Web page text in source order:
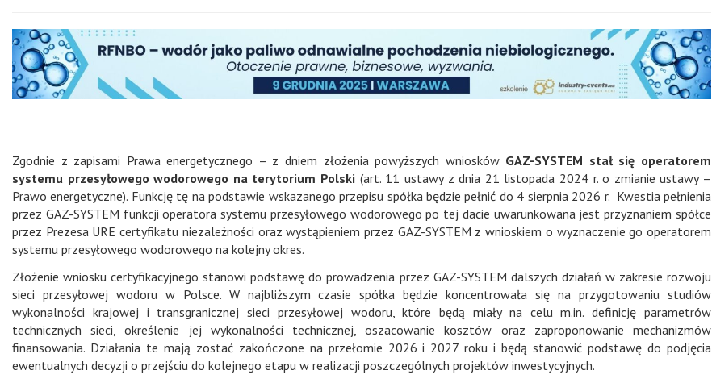
Zgodnie z zapisami Prawa energetycznego – z dniem złożenia powyższych wniosków GAZ-SYSTEM stał się operatorem
systemu przesyłowego wodorowego na terytorium Polski (art. 11 ustawy z dnia 21 listopada 2024 r. o zmianie ustawy –
Prawo energetyczne). Funkcję tę na podstawie wskazanego przepisu spółka będzie pełnić do 4 sierpnia 2026 r. Kwestia pełnienia
przez GAZ-SYSTEM funkcji operatora systemu przesyłowego wodorowego po tej dacie uwarunkowana jest przyznaniem spółce
przez Prezesa URE certyfikatu niezależności oraz wystąpieniem przez GAZ-SYSTEM z wnioskiem o wyznaczenie go operatorem
systemu przesyłowego wodorowego na kolejny okres.
Złożenie wniosku certyfikacyjnego stanowi podstawę do prowadzenia przez GAZ-SYSTEM dalszych działań w zakresie rozwoju
sieci przesyłowej wodoru w Polsce. W najbliższym czasie spółka będzie koncentrowała się na przygotowaniu studiów
wykonalności krajowej i transgranicznej sieci przesyłowej wodoru, które będą miały na celu m.in. definicję parametrów
technicznych sieci, określenie jej wykonalności technicznej, oszacowanie kosztów oraz zaproponowanie mechanizmów
finansowania. Działania te mają zostać zakończone na przełomie 2026 i 2027 roku i będą stanowić podstawę do podjęcia
ewentualnych decyzji o przejściu do kolejnego etapu w realizacji poszczególnych projektów inwestycyjnych.